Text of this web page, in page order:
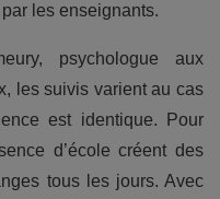
les enseignants.
psychologue aux
les suivis varient au cas
est identique. Pour
d’école créent des
tous les jours. Avec